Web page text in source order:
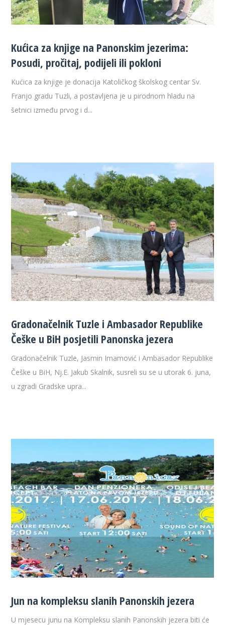
Kućica za knjige na Panonskim jezerima:
Posudi, pročitaj, podijeli ili pokloni
Kućica za knjige je donacija Katoličkog školskog centar Sv.
Franjo gradu Tuzli, a postavljena je u pirodnom hladu na
šetnici između prvog i d...
Gradonačelnik Tuzle i Ambasador Republike
Češke u BiH posjetili Panonska jezera
Gradonačelnik Tuzle, Jasmin Imamović i Ambasador Republike
Češke u BiH, Nj.E. Jakub Skalnik, susreli su se u utorak 6. juna,
u zgradi Gradske upra...
Jun na kompleksu slanih Panonskih jezera
U mjesecu junu na Kompleksu slanih Panonskih jezera biti će